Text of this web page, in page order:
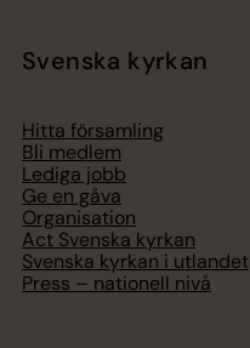
Svenska kyrkan
Hitta församling
Bli medlem
Lediga jobb
Ge en gåva
Organisation
Act Svenska kyrkan
Svenska kyrkan i utlandet
Press – nationell nivå